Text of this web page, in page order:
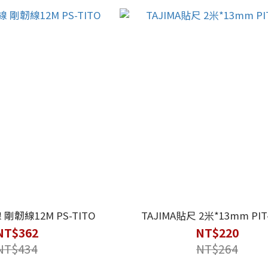
剛韌線12M PS-TITO TAJIMA貼尺 2米*13mm
NT$220
NT$264